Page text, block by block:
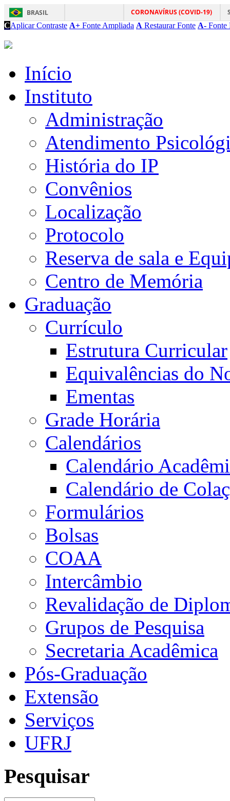
BRASIL CORONAVÍRUS (COVID-19)
CAplicar Contraste A+ Fonte Ampliada A Restaurar Fonte A- Fonte
Início
Instituto
Administração
Atendimento
História do IP
Convênios
Localização
Protocolo
Reserva de sala e
Centro de Memória
Graduação
Currículo
Estrutura Curricular
Equivalências do
Ementas
Grade Horária
Calendários
Calendário
Calendário de
Formulários
Bolsas
COAA
Intercâmbio
Revalidação de
Grupos de Pesquisa
Secretaria Acadêmica
Pós-Graduação
Extensão
Serviços
UFRJ
Pesquisar